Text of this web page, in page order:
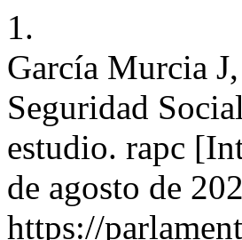
1.
García Murcia
Seguridad
estudio. rapc
de agosto de
https://